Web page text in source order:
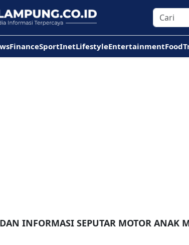
FinanceSportInetLifestyleEntertainmentFood
INFORMASI SEPUTAR MOTOR ANAK